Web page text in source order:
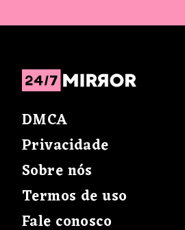
DMCA
Privacidade
Sobre nós
Termos de uso
Fale conosco